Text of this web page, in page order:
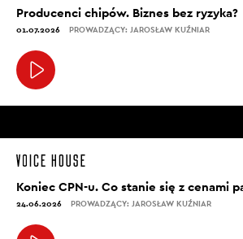
Producenci chipów. Biznes bez ryzyka?
01.07.2026 PROWADZĄCY: JAROSŁAW KUŹNIAR
Koniec CPN-u. Co stanie się z cenami
24.06.2026 PROWADZĄCY: JAROSŁAW KUŹNIAR